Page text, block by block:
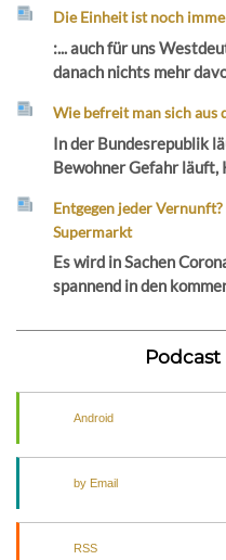
Die Einheit ist noch
:... auch für uns
danach nichts mehr
Wie befreit man sich aus
In der Bundesrepublik
Bewohner Gefahr läuft,
Entgegen jeder
Supermarkt
Es wird in Sachen
spannend in den
Android
by Email
RSS